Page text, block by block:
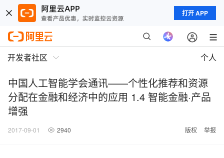
打开 APP
开发者社区 个人
中国人工智能学会通讯——个性化推荐和资源
分配在金融和经济中的应用 1.4 智能金融·产品
增强
2017-09-01 2940 版权 举报